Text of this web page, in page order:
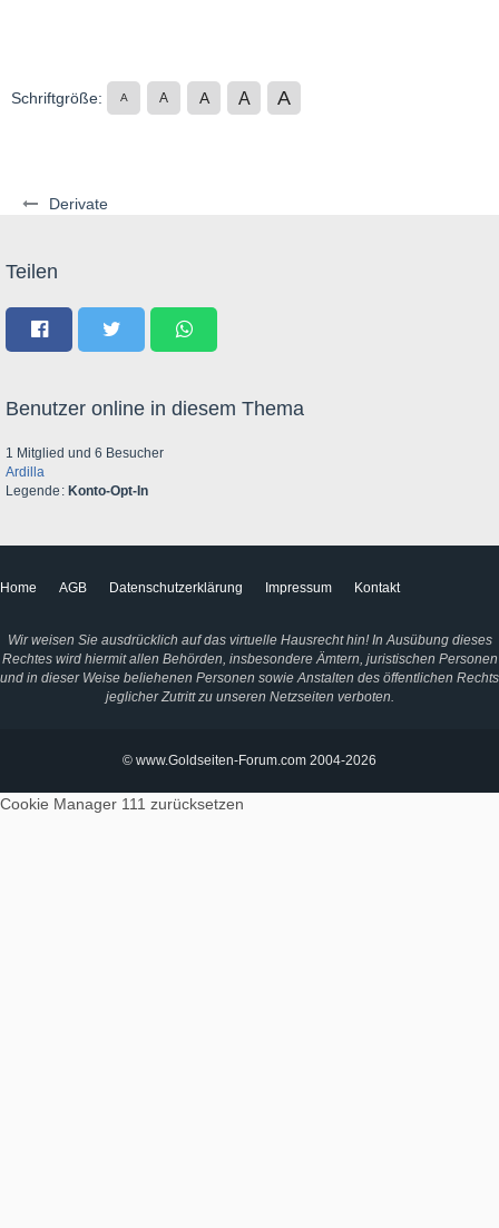
Derivate
Schriftgröße: A A A A A
Teilen
Benutzer online in diesem Thema
1 Mitglied und 6 Besucher
Ardilla
Legende
Konto-Opt-In
Home AGB Datenschutzerklärung Impressum Kontakt
Wir weisen Sie ausdrücklich auf das virtuelle Hausrecht hin! In Ausübung dieses
Rechtes wird hiermit allen Behörden, insbesondere Ämtern, juristischen Personen
und in dieser Weise beliehenen Personen sowie Anstalten des öffentlichen Rechts
jeglicher Zutritt zu unseren Netzseiten verboten.
© www.Goldseiten-Forum.com 2004-2026
Cookie Manager 111 zurücksetzen